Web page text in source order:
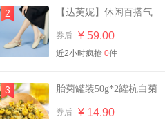
英氏有机核桃油亚麻籽油婴
券后
¥ 87.00
2 【达芙妮】休闲百搭气质凉鞋
券后 ¥ 59.00
近2小时疯抢 0件
3 胎菊罐装50g*2罐杭白菊
券后 ¥ 14.90